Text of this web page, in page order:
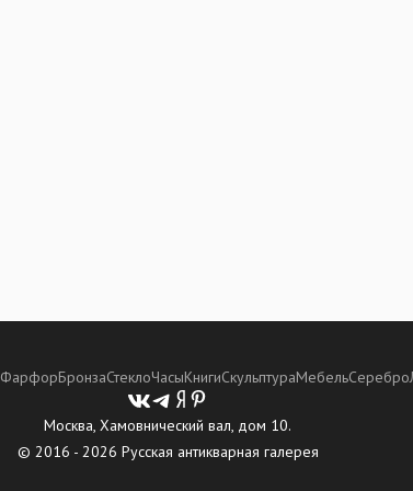
ФарфорБронзаСтеклоЧасыКнигиСкульптураМебельСеребро
Москва, Хамовнический вал, дом 10.
© 2016 - 2026 Русская антикварная галерея